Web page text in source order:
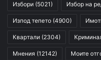
Избори (5021) Избор на
Изпод тепето (4900)
Квартали (2304)
Мнения (12142) Моите